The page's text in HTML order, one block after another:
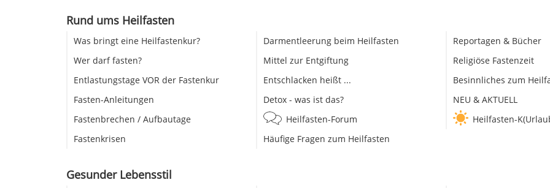
Rund ums Heilfasten
Was bringt eine Heilfastenkur?
Wer darf fasten?
Entlastungstage VOR der Fastenkur
Fasten-Anleitungen
Fastenbrechen / Aufbautage
Fastenkrisen
Darmentleerung beim Heilfasten
Mittel zur Entgiftung
Entschlacken heißt ...
Detox - was ist das?
Heilfasten-Forum
Häufige Fragen zum Heilfasten
Reportagen & Bücher
Religiöse Fastenzeit
Besinnliches zum
NEU & AKTUELL
Heilfasten-
Gesunder Lebensstil